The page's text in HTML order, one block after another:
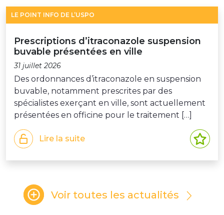
LE POINT INFO DE L’USPO
Prescriptions d’itraconazole suspension
buvable présentées en ville
31 juillet 2026
Des ordonnances d’itraconazole en suspension
buvable, notamment prescrites par des
spécialistes exerçant en ville, sont actuellement
présentées en officine pour le traitement […]
Lire la suite
Voir toutes les actualités